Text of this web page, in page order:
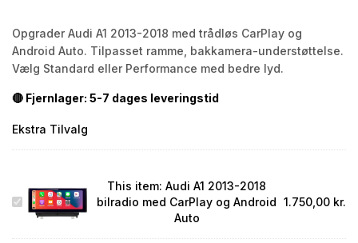
Opgrader Audi A1 2013-2018 med trådløs CarPlay og
Android Auto. Tilpasset ramme, bakkamera-understøttelse.
Vælg Standard eller Performance med bedre lyd.
🔴 Fjernlager: 5-7 dages leveringstid
Ekstra Tilvalg
Audi
This item: Audi A1 2013-2018
bilradio med CarPlay og Android
Auto
1.750,00 kr.